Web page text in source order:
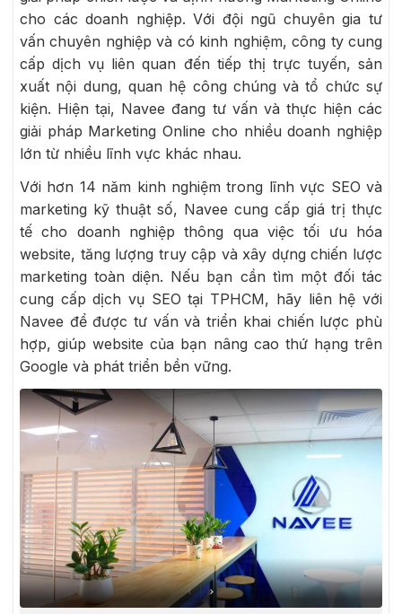
cho các doanh nghiệp. Với đội ngũ chuyên gia tư
vấn chuyên nghiệp và có kinh nghiệm, công ty cung
cấp dịch vụ liên quan đến tiếp thị trực tuyến, sản
xuất nội dung, quan hệ công chúng và tổ chức sự
kiện. Hiện tại, Navee đang tư vấn và thực hiện các
giải pháp Marketing Online cho nhiều doanh nghiệp
lớn từ nhiều lĩnh vực khác nhau.
Với hơn 14 năm kinh nghiệm trong lĩnh vực SEO và
marketing kỹ thuật số, Navee cung cấp giá trị thực
tế cho doanh nghiệp thông qua việc tối ưu hóa
website, tăng lượng truy cập và xây dựng chiến lược
marketing toàn diện. Nếu bạn cần tìm một đối tác
cung cấp dịch vụ SEO tại TPHCM, hãy liên hệ với
Navee để được tư vấn và triển khai chiến lược phù
hợp, giúp website của bạn nâng cao thứ hạng trên
Google và phát triển bền vững.